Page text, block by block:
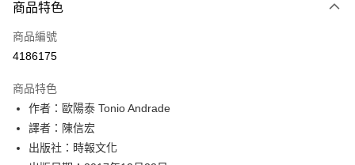
信用卡一次付款
ATM付款
運送方式
付款後全家取貨
每筆NT$60，滿NT$499(含以上)免運費
付款後7-11取貨
商品特色
商品編號
4186175
商品特色
作者：歐陽泰 Tonio Andrade
譯者：陳信宏
出版社：時報文化